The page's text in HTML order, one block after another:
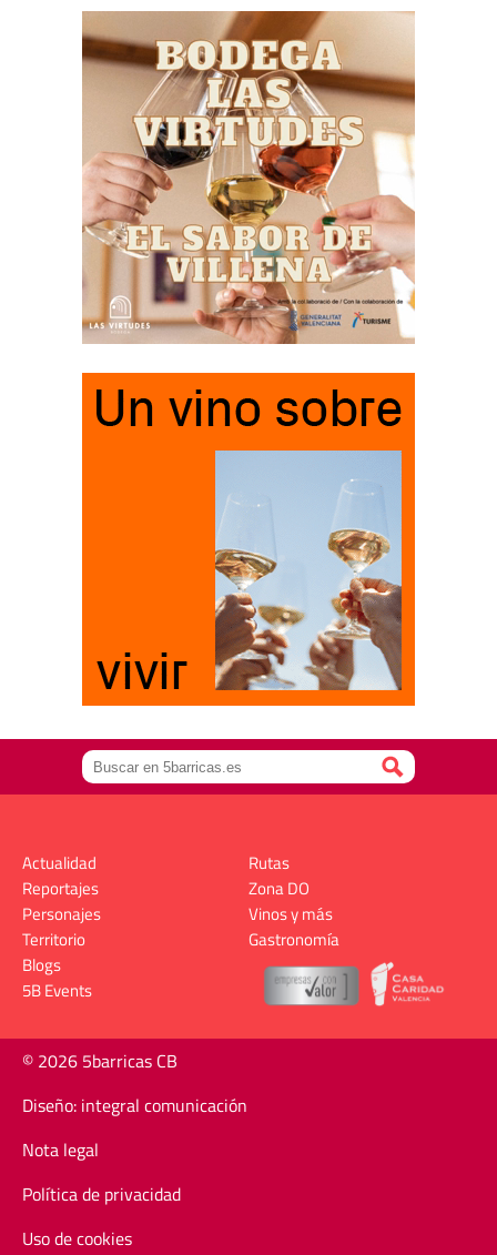
Actualidad
Reportajes
Personajes
Territorio
Rutas
Zona DO
Vinos y más
Gastronomía
Blogs
5B Events
© 2026 5barricas CB
Diseño: integral comunicación
Nota legal
Política de privacidad
Uso de cookies